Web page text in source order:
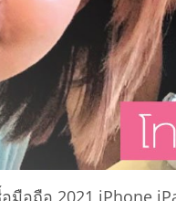
มือถือ 2021 iPhone